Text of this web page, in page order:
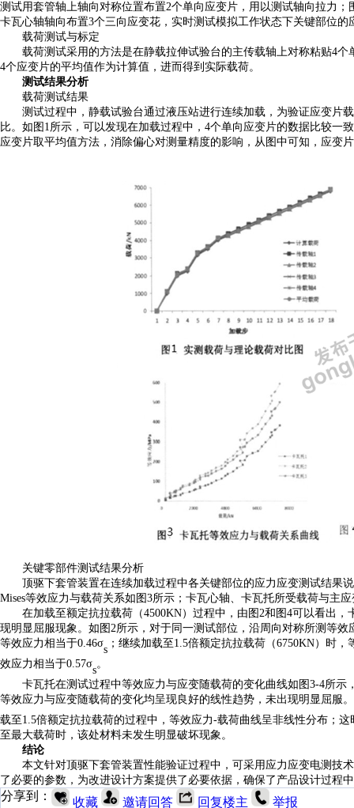
测试用套管轴上轴向对称位置布置2个单向应变片，用以测试轴向拉力
卡瓦心轴轴向布置3个三向应变花，实时测试模拟工作状态下关键部位的
载荷测试与标定
载荷测试采用的方法是在静载拉伸试验台的主传载轴上对称粘贴4个
4个应变片的平均值作为计算值，进而得到实际载荷。
测试结果分析
载荷测试结果
测试过程中，静载试验台通过液压站进行连续加载，为验证应变片
比。如图 1所示，可以发现在加载过程中，4个单向应变片的数据比较一
应变片取平均值方法，消除偏心对测量精度的影响，从图中可知，应变
关键零部件测试结果分析
顶驱下套管装置在连续加载过程中各关键部位的应力应变测试结果
Mises等效应力与载荷关系如图3所示；卡瓦心轴、卡瓦托所受载荷与主
在加载至额定抗拉载荷（4500KN）过程中，由图2和图4可以看出
现明显屈服现象。如图2所示，对于同一测试部位，沿周向对称所测等
等效应力相当于0.46σ
s
；继续加载至 1.5倍额定抗拉载荷（6750KN）时
效应力相当于0.57σ
s
。
卡瓦托在测试过程中等效应力与应变随载荷的变化曲线如图3-4所示
等效应力与应变随载荷的变化均呈现良好的线性趋势，未出现明显屈服
载至1.5倍额定抗拉载荷的过程中，等效应力-载荷曲线呈非线性分布；
至最大载荷时，该处材料未发生明显破坏现象。
结论
本文针对顶驱下套管装置性能验证过程中，可采用应力应变电测技
了必要的参数，为改进设计方案提供了必要依据，确保了产品设计过程
分享到： 收藏 邀请回答 回复楼主 举报